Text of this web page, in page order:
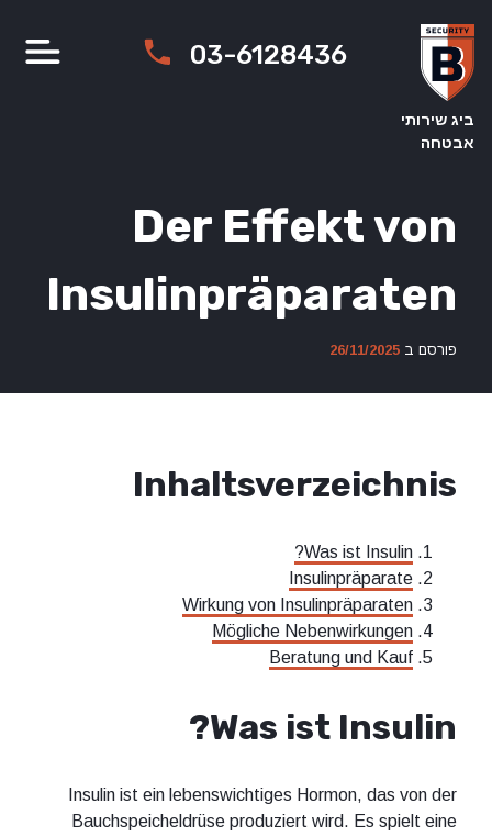
content
ביג שירותי
אבטחה
03-6128436
Der Effekt von
Insulinpräparaten
פורסם ב 26/11/2025
Inhaltsverzeichnis
Was ist Insulin?
Insulinpräparate
Wirkung von Insulinpräparaten
Mögliche Nebenwirkungen
Beratung und Kauf
Was ist Insulin?
Insulin ist ein lebenswichtiges Hormon, das von der
Bauchspeicheldrüse produziert wird. Es spielt eine